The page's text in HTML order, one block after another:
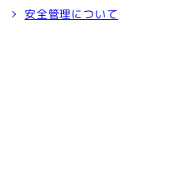
安全管理について